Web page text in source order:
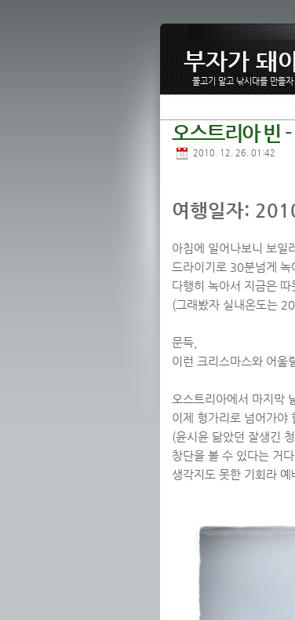
부자가 돼
물고기 말고 낚시대를 만들
오스트리아 빈
2010. 12. 26. 01:42
여행일자:
아침에 일어나보니 보일
드라이기로 30분넘게 녹
다행히 녹아서 지금은 따
(그래봤자 실내온도는
문득,
이런 크리스마스와 어울
오스트리아에서 마지막
이제 헝가리로 넘어가야
(윤시윤 닮았던 잘생긴
창단을 볼 수 있다는 거다..
생각지도 못한 기회라 예